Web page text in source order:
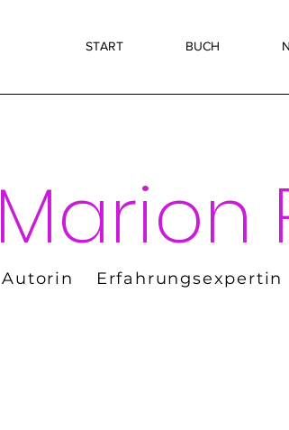
START BUCH
Marion
Autorin Erfahrungsexpertin